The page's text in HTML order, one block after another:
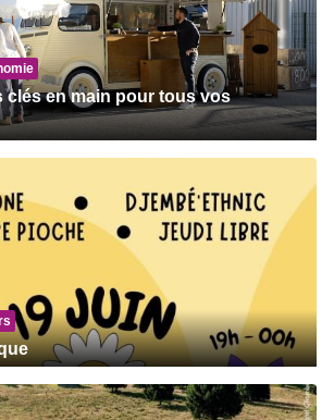
clés en main pour tous vos